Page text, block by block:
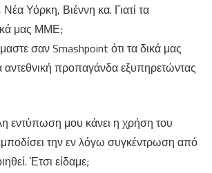
Υόρκη, Βιέννη κα. Γιατί τα
μας ΜΜΕ;
σαν Smashpoint ότι τα δικά μας
προπαγάνδα εξυπηρετώντας
εντύπωση μου κάνει η χρήση του
την εν λόγω συγκέντρωση από
Έτσι είδαμε;